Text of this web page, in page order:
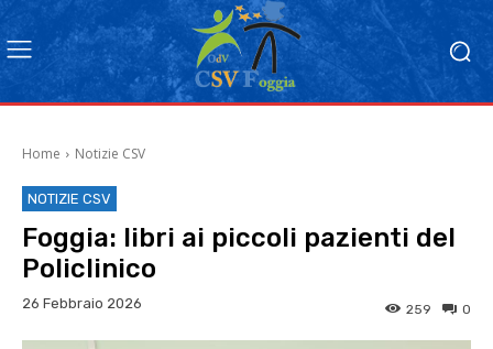
Home Notizie CSV
NOTIZIE CSV
Foggia: libri ai piccoli pazienti del
Policlinico
26 Febbraio 2026 0
259